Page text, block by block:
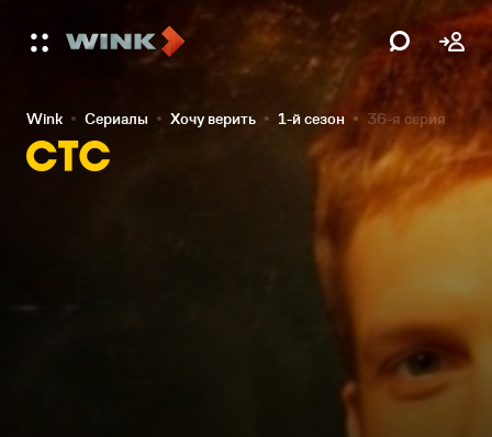
Wink Сериалы Хочу верить 1-й сезон 36-я серия